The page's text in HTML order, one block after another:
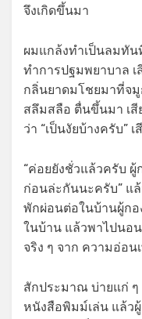
จึงเกิดขึ้นมา
ผมแกล้งทำเป็นลมทัน
ทำการปฐมพยาบาล
กลิ่นยาดมโชยมาที่จ
สลึมสลือ ตื่นขึ้นมา เ
ว่า “เป็นงัยบ้างครับ”
“ค่อยยังชั่วแล้วครับ ผู้
ก่อนล่ะกันนะครับ” แ
พักผ่อนต่อในบ้านผู้กอ
ในบ้าน แล้วพาไปนอ
จริง ๆ จาก ความอ่อน
สักประมาณ บ่ายแก่
หนังสือพิมม์เล่น แล้ว